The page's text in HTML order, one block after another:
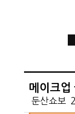
메이크업
둔산쇼보